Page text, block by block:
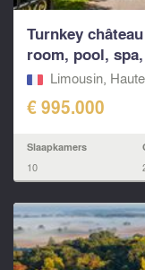
Turnkey
room, pool,
Limousin,
€ 995.000
Slaapkamers
10